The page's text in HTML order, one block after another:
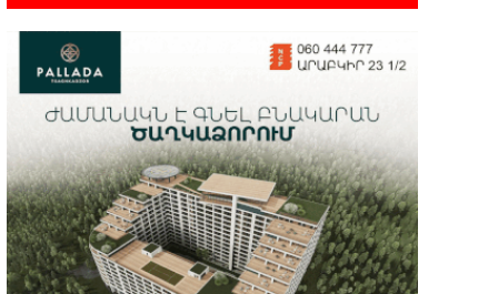
Երգչուհի Բեյոնսեն ​​4 դատական
23:41:24 7-08-2026
Երևանյան լճում իրականացվել են
մաքրման աշխատանքներ
23:22:54 7-08-2026
Իտալական Սիցիլիա կղզում